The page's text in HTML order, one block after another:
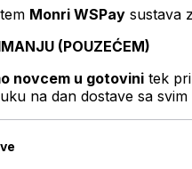
Monri WSPay sustava
(POUZEĆEM)
novcem u gotovini tek
na dan dostave sa svim